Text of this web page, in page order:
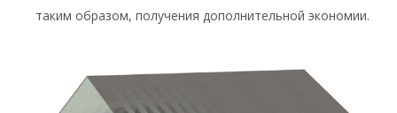
таким образом, получения дополнительной экономии.